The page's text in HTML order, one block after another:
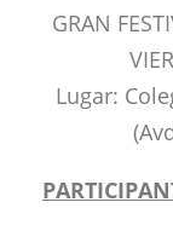
GRAN
Lugar: